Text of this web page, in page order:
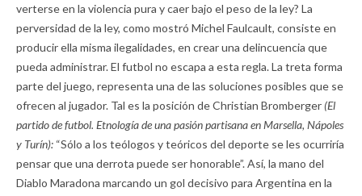
verterse en la violencia pura y caer bajo el peso de la ley? La
perversidad de la ley, como mostró Michel Faulcault, consiste en
producir ella misma ilegalidades, en crear una delincuencia que
pueda administrar. El futbol no escapa a esta regla. La treta forma
parte del juego, representa una de las soluciones posibles que se
ofrecen al jugador. Tal es la posición de Christian Bromberger (El
partido de futbol. Etnología de una pasión partisana en Marsella, Nápoles
y Turín): “Sólo a los teólogos y teóricos del deporte se les ocurriría
pensar que una derrota puede ser honorable”. Así, la mano del
Diablo Maradona marcando un gol decisivo para Argentina en la